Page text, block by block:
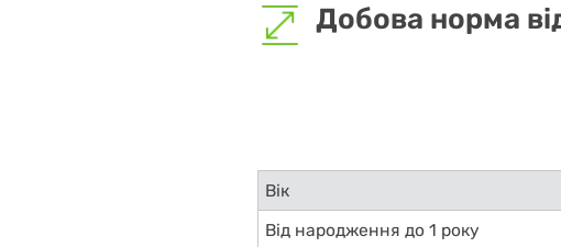
Добова норма
Вік
Від народження до 1 року